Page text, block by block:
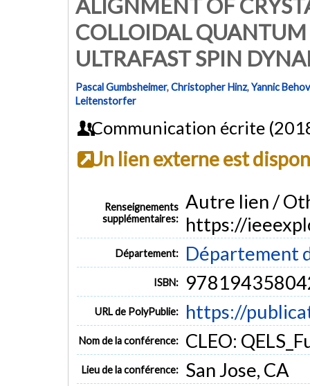
ALIGNMENT OF
COLLOIDAL
ULTRAFAST SPIN
Pascal Gumbsheimer,Christopher Hinz,Yannic
Leitenstorfer
Communication écrite
Un lien externe est
Renseignements
supplémentaires:
Autre lien /
https://
Département: Département
ISBN:
URL de PolyPublie: https://
Nom de la conférence: CLEO:
Lieu de la conférence: San Jose, CA